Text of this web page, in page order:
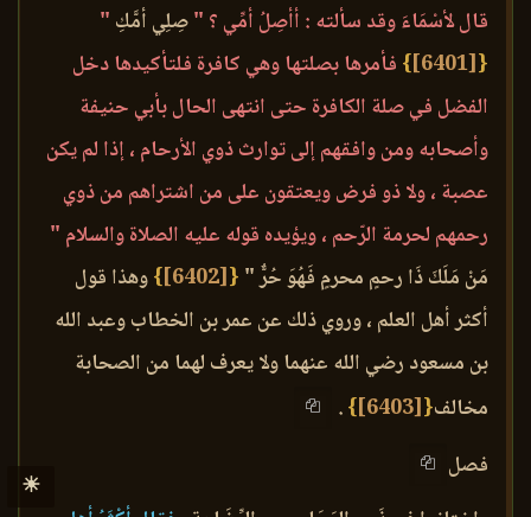
قال لأسْمَاءَ وقد سألته : أأصِلُ أمِّي ؟ "صِلِي أمَّكِ "
{
[6401]
} فأمرها بصلتها وهي كافرة فلتأكيدها دخل
الفضل في صلة الكافرة حتى انتهى الحال بأبي حنيفة
وأصحابه ومن وافقهم إلى توارث ذوي الأرحام ، إذا لم يكن
عصبة ، ولا ذو فرض ويعتقون على من اشتراهم من ذوي
رحمهم لحرمة الرّحم ، ويؤيده قوله عليه الصلاة والسلام "
مَنْ مَلَكَ ذَا رحمٍ محرمٍ فَهُوَ حُرٌّ " {
[6402]
}وهذا قول
أكثر أهل العلم ، وروي ذلك عن عمر بن الخطاب وعبد الله
بن مسعود رضي الله عنهما ولا يعرف لهما من الصحابة
مخالف{
[6403]
}
.
فصل
☀